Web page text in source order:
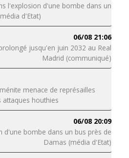
l'explosion d'une bombe dans un
d'Etat)
06/08 21:06
jusqu'en juin 2032 au Real
Madrid (communiqué)
menace de représailles
attaques houthies
06/08 20:09
d'une bombe dans un bus près de
Damas (média d'Etat)